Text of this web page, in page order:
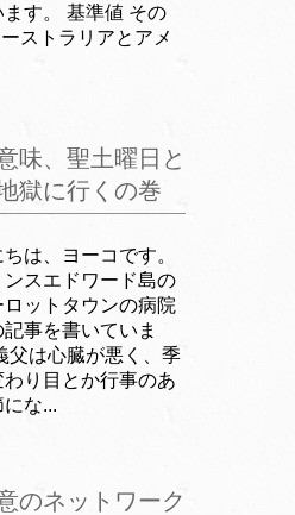
ます。 基準値 その
ストラリアとアメ
味、聖土曜日と
獄に行くの巻
は、ヨーコです。
ンスエドワード島の
ロットタウンの病院
記事を書いていま
父は心臓が悪く、季
わり目とか行事のあ
にな...
のネットワーク